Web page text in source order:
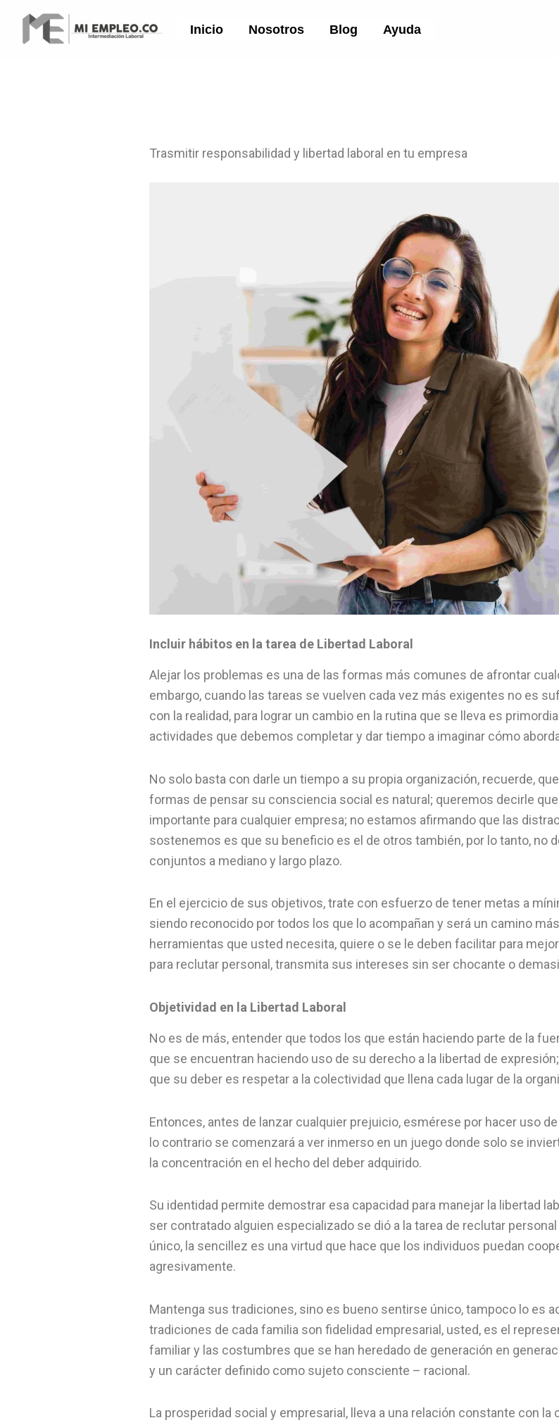
Inicio Nosotros Blog Ayuda
Trasmitir responsabilidad y libertad laboral en tu empresa
Incluir hábitos en la tarea de Libertad Laboral
Alejar los problemas es una de las formas más comunes de afrontar
embargo, cuando las tareas se vuelven cada vez más exigentes no es
con la realidad, para lograr un cambio en la rutina que se lleva es
actividades que debemos completar y dar tiempo a imaginar cómo
No solo basta con darle un tiempo a su propia organización, recuerde,
formas de pensar su consciencia social es natural; queremos decirle
importante para cualquier empresa; no estamos afirmando que las
sostenemos es que su beneficio es el de otros también, por lo tanto, no
conjuntos a mediano y largo plazo.
En el ejercicio de sus objetivos, trate con esfuerzo de tener metas a
siendo reconocido por todos los que lo acompañan y será un camino
herramientas que usted necesita, quiere o se le deben facilitar para
para reclutar personal, transmita sus intereses sin ser chocante o
Objetividad en la Libertad Laboral
No es de más, entender que todos los que están haciendo parte de la
que se encuentran haciendo uso de su derecho a la libertad de
que su deber es respetar a la colectividad que llena cada lugar de la
Entonces, antes de lanzar cualquier prejuicio, esmérese por hacer uso
lo contrario se comenzará a ver inmerso en un juego donde solo se
la concentración en el hecho del deber adquirido.
Su identidad permite demostrar esa capacidad para manejar la libertad
ser contratado alguien especializado se dió a la tarea de reclutar
único, la sencillez es una virtud que hace que los individuos puedan
agresivamente.
Mantenga sus tradiciones, sino es bueno sentirse único, tampoco lo es
tradiciones de cada familia son fidelidad empresarial, usted, es el
familiar y las costumbres que se han heredado de generación en
y un carácter definido como sujeto consciente – racional.
La prosperidad social y empresarial, lleva a una relación constante con la